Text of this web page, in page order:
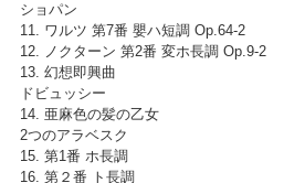
ショパン
11. ワルツ 第7番 嬰ハ短調 Op.64-2
12. ノクターン 第2番 変ホ長調 Op.9-2
13. 幻想即興曲
ドビュッシー
14. 亜麻色の髪の乙女
2つのアラベスク
15. 第1番 ホ長調
16. 第２番 ト長調